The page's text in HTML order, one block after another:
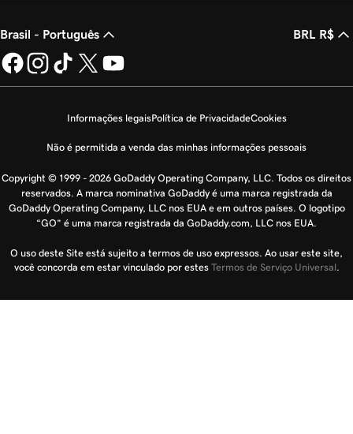
Brasil - Português BRL R$
Informações legaisPolítica de PrivacidadeCookies
Não é permitida a venda das minhas informações pessoais
Copyright © 1999 - 2026 GoDaddy Operating Company, LLC. Todos os direitos
reservados. A marca nominativa GoDaddy é uma marca registrada da
GoDaddy Operating Company, LLC nos EUA e em outros países. O logotipo
“GO” é uma marca registrada da GoDaddy.com, LLC nos EUA.
O uso deste Site está sujeito a termos de uso expressos. Ao usar este site,
você concorda em estar vinculado por estes Termos de Serviço Universal.